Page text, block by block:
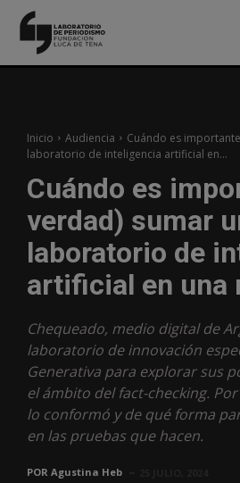
Inicio Audiencia
Cuándo es
laboratorio de inteligencia artificial en...
Cuándo es
verdad) sumar
laboratorio de
artificial en una
Chequeado, medio digital de
laboratorio de innovación
Generativa para explorar sus
el ámbito del fact-checking.
lo conformó y de qué forma
en las pruebas que hacen.
POR Agustina Heb